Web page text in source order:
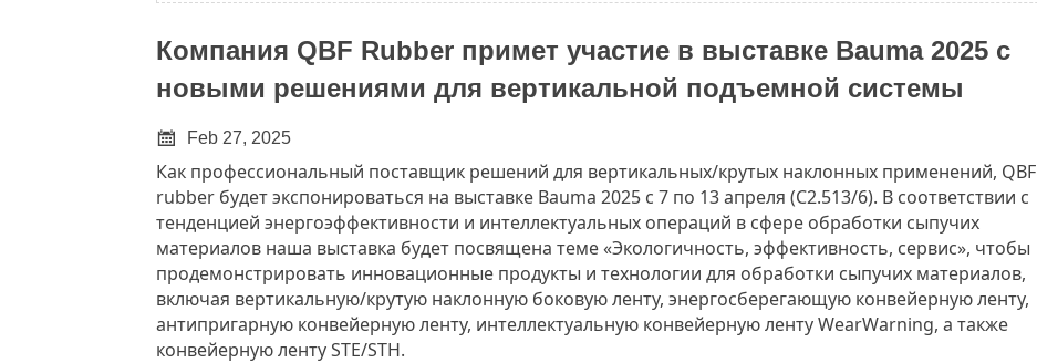
Компания QBF Rubber примет участие в выставке Bauma 2025 с
новыми решениями для вертикальной подъемной системы
 Feb 27, 2025
Как профессиональный поставщик решений для вертикальных/крутых наклонных применений, QBF
rubber будет экспонироваться на выставке Bauma 2025 с 7 по 13 апреля (C2.513/6). В соответствии с
тенденцией энергоэффективности и интеллектуальных операций в сфере обработки сыпучих
материалов наша выставка будет посвящена теме «Экологичность, эффективность, сервис», чтобы
продемонстрировать инновационные продукты и технологии для обработки сыпучих материалов,
включая вертикальную/крутую наклонную боковую ленту, энергосберегающую конвейерную ленту,
антипригарную конвейерную ленту, интеллектуальную конвейерную ленту WearWarning, а также
конвейерную ленту STE/STH.